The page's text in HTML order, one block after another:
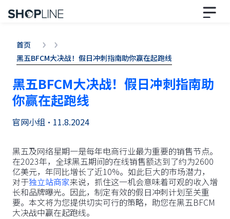
首页
黑五BFCM大决战！假日冲刺指南助你赢在起跑线
黑五BFCM大决战！假日冲刺指南助
你赢在起跑线
官网小组 • 11.8.2024
黑五及网络星期一是每年电商行业最为重要的销售节点。
在2023年，全球黑五期间的在线销售额达到了约为2600
亿美元，年同比增长了近10%。如此巨大的市场潜力，
对于独立站商家来说，抓住这一机会意味着可观的收入增
长和品牌曝光。因此，制定有效的假日冲刺计划至关重
要。本文将为您提供切实可行的策略，助您在黑五BFCM
大决战中赢在起跑线。